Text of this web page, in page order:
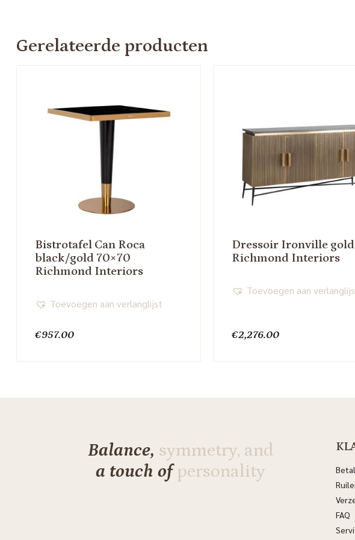
Gerelateerde producten
Bistrotafel Can Roca
black/gold 70×70
Richmond Interiors
€957.00
Toevoegen aan verlanglijst
Dressoir Ironville gold
Richmond Interiors
€2,276.00
Toevoegen aan
Balance, symmetry, and
a touch ofpersonality
FAQ